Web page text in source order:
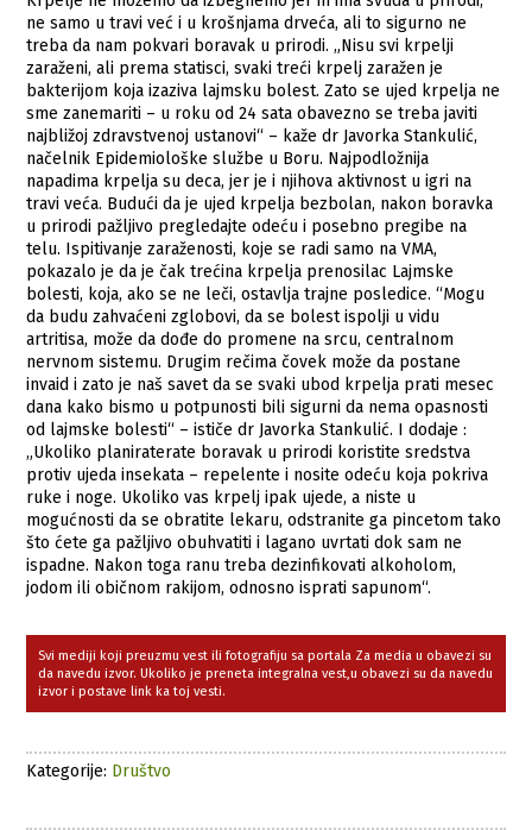
ne samo u travi već i u krošnjama drveća, ali to sigurno ne
treba da nam pokvari boravak u prirodi. „Nisu svi krpelji
zaraženi, ali prema statisci, svaki treći krpelj zaražen je
bakterijom koja izaziva lajmsku bolest. Zato se ujed krpelja ne
sme zanemariti – u roku od 24 sata obavezno se treba javiti
najbližoj zdravstvenoj ustanovi“ – kaže dr Javorka Stankulić,
načelnik Epidemiološke službe u Boru. Najpodložnija
napadima krpelja su deca, jer je i njihova aktivnost u igri na
travi veća. Budući da je ujed krpelja bezbolan, nakon boravka
u prirodi pažljivo pregledajte odeću i posebno pregibe na
telu. Ispitivanje zaraženosti, koje se radi samo na VMA,
pokazalo je da je čak trećina krpelja prenosilac Lajmske
bolesti, koja, ako se ne leči, ostavlja trajne posledice. “Mogu
da budu zahvaćeni zglobovi, da se bolest ispolji u vidu
artritisa, može da dođe do promene na srcu, centralnom
nervnom sistemu. Drugim rečima čovek može da postane
invaid i zato je naš savet da se svaki ubod krpelja prati mesec
dana kako bismo u potpunosti bili sigurni da nema opasnosti
od lajmske bolesti“ – ističe dr Javorka Stankulić. I dodaje :
„Ukoliko planiraterate boravak u prirodi koristite sredstva
protiv ujeda insekata – repelente i nosite odeću koja pokriva
ruke i noge. Ukoliko vas krpelj ipak ujede, a niste u
mogućnosti da se obratite lekaru, odstranite ga pincetom tako
što ćete ga pažljivo obuhvatiti i lagano uvrtati dok sam ne
ispadne. Nakon toga ranu treba dezinfikovati alkoholom,
jodom ili običnom rakijom, odnosno isprati sapunom“.
Svi mediji koji preuzmu vest ili fotografiju sa portala Za media u obavezi su
da navedu izvor. Ukoliko je preneta integralna vest,u obavezi su da navedu
izvor i postave link ka toj vesti.
Kategorije: Društvo